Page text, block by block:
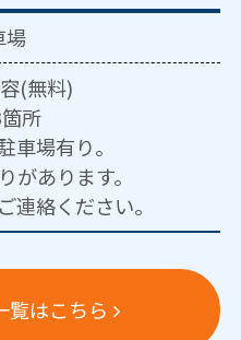
場
(無料)
所
車場有り。
あります。
連絡ください。
覧はこちら